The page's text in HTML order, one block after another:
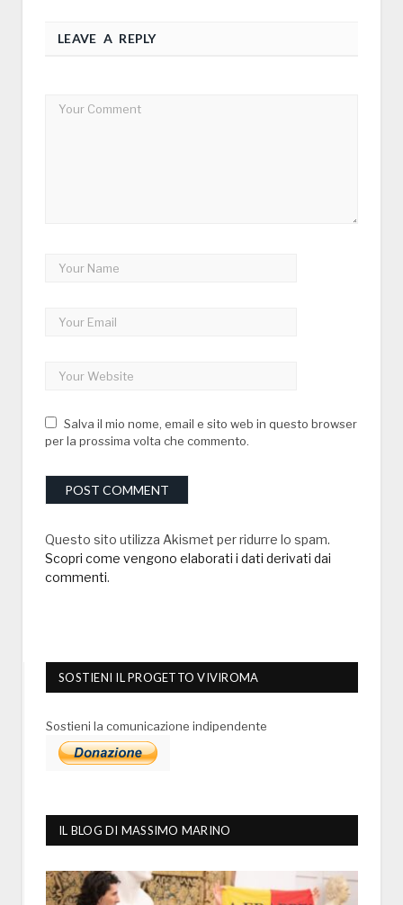
LEAVE A REPLY
Salva il mio nome, email e sito web in questo browser
per la prossima volta che commento.
Questo sito utilizza Akismet per ridurre lo spam.
Scopri come vengono elaborati i dati derivati dai
commenti.
SOSTIENI IL PROGETTO VIVIROMA
Sostieni la comunicazione indipendente
IL BLOG DI MASSIMO MARINO